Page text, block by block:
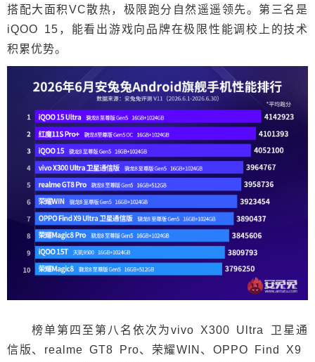
搭配大面积VC散热，极限跑分自然遥遥领先。第三名是
iQOO 15，能看出游戏向品牌在极限性能调校上的技术
积累优势。
榜单第四至第八名依次为vivo X300 Ultra 卫星通
信版、realme GT8 Pro、荣耀WIN、OPPO Find X9